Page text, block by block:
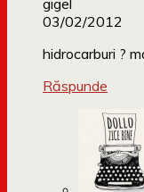
gigel
03/02/2012
hidrocarburi ?
Răspunde